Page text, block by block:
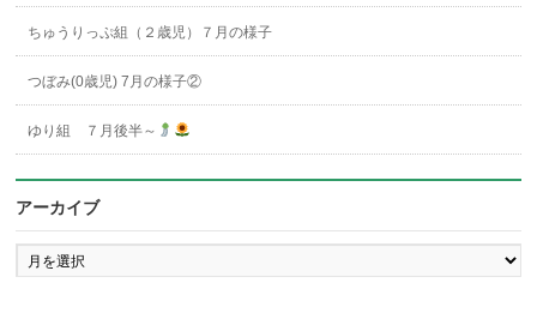
ちゅうりっぷ組（２歳児）７月の様子
つぼみ(0歳児) 7月の様子②
ゆり組 ７月後半～
アーカイブ
ア
ー